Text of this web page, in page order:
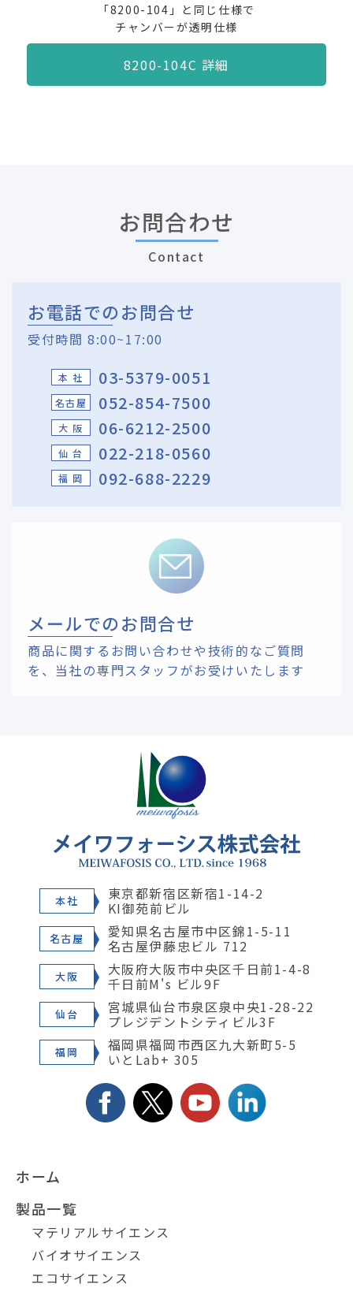
「8200-104」と同じ仕様で
チャンバーが透明仕様
8200-104C 詳細
お問合わせ
Contact
お電話でのお問合せ
受付時間 8:00~17:00
本 社 03-5379-0051
名古屋 052-854-7500
大 阪 06-6212-2500
仙 台 022-218-0560
福 岡 092-688-2229
メールでのお問合せ
商品に関するお問い合わせや技術的なご質問
を、 当社の専門スタッフがお受けいたします
本社 東京都新宿区新宿1-14-2
KI御苑前ビル
名古屋 愛知県名古屋市中区錦1-5-11
名古屋伊藤忠ビル 712
大阪 大阪府大阪市中央区千日前1-4-8
千日前M's ビル9F
仙台 宮城県仙台市泉区泉中央1-28-22
プレジデントシティビル3F
福岡 福岡県福岡市西区九大新町5-5
いとLab+ 305
ホーム
製品一覧
マテリアルサイエンス
バイオサイエンス
エコサイエンス